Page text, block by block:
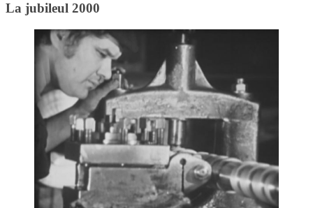
La jubileul 2000